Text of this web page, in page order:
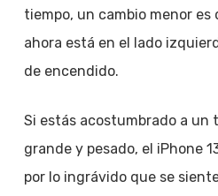
tiempo, un cambio menor es
ahora está en el lado
de encendido.
Si estás acostumbrado a un
grande y pesado, el iPhone
por lo ingrávido que se